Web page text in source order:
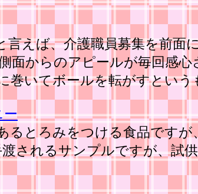
言えば、介護職員募集を前
面からのアピールが毎回感心
巻いてボールを転がすとい
ー
るとろみをつける食品ですが
されるサンプルですが、試